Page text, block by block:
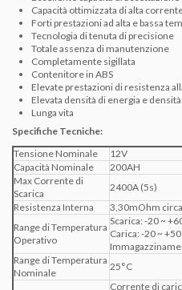
Capacità ottimizzata di alta
Forti prestazioni ad alta e bassa
Tecnologia di tenuta di precisione
Totale assenza di manutenzione
Completamente sigillata
Contenitore in ABS
Elevate prestazioni di resistenza
Elevata densità di energia e
Lunga vita
Specifiche Tecniche:
Tensione Nominale
12V
Capacità Nominale
200AH
Max Corrente di
Scarica
2400A (5s)
Resistenza Interna
3,30mOhm
Range di Temperatura
Operativo
Scarica: -20 ~
Carica: -20 ~
Range di Temperatura
Nominale
25°C
Corrente di